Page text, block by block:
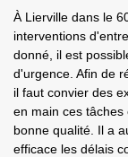
À Lierville dans le
interventions
donné, il est
d'urgence. Afin de
il faut convier des
en main ces
bonne qualité. Il a
efficace les délais